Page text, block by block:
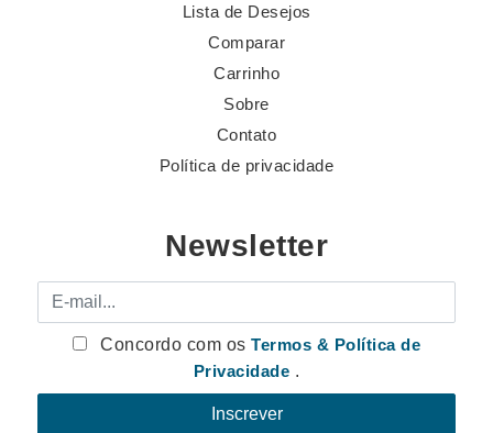
Lista de Desejos
Comparar
Carrinho
Sobre
Contato
Política de privacidade
Newsletter
E-mail
Concordo com osTermos & Política de
Privacidade .